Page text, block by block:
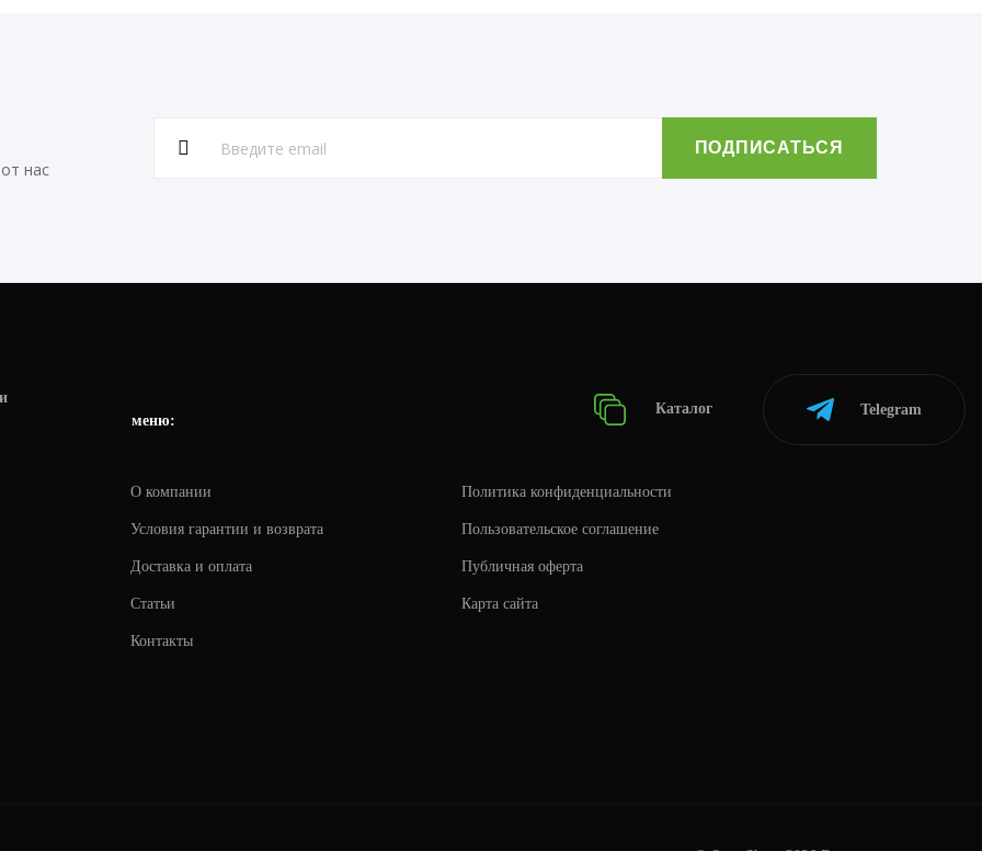
нас
меню:
Каталог Telegram
О компании
Условия гарантии и возврата
Доставка и оплата
Статьи
Контакты
Политика конфиденциальности
Пользовательское соглашение
Публичная оферта
Карта сайта